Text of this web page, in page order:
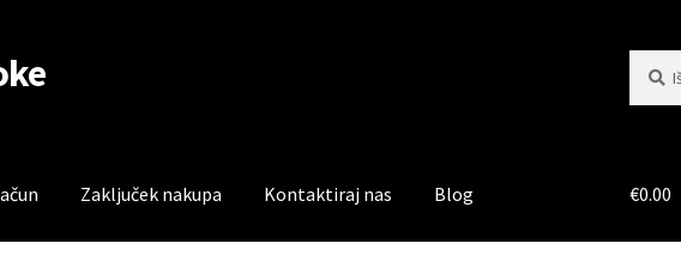
Zaključek nakupa Kontaktiraj nas Blog €0.00